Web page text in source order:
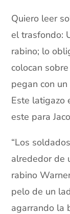
Quiero leer
el trasfondo:
rabino; lo
colocan
pegan con
Este latigazo
este para
“Los
alrededor de
rabino
pelo de un
agarrando la